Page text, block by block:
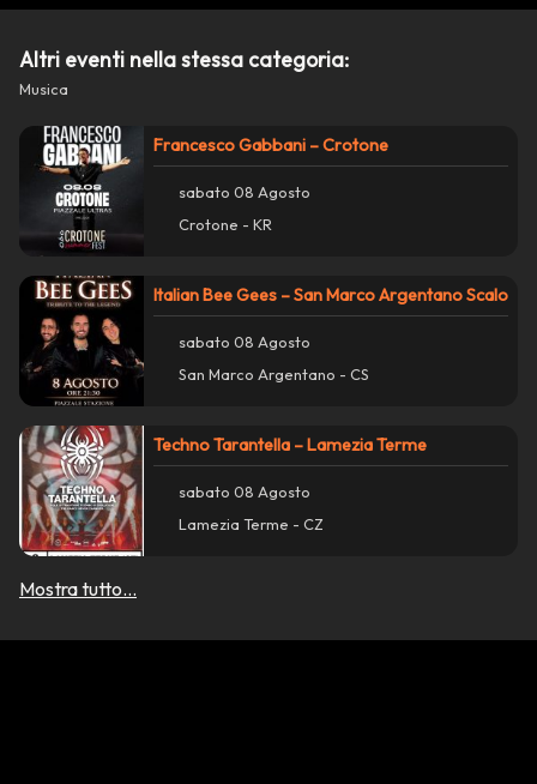
Copia collegamento
report_problem Segnala un problema con questo evento
Altri eventi nella stessa categoria:
Musica
Francesco Gabbani – Crotone
sabato 08 Agosto
Crotone - KR
Italian Bee Gees – San Marco Argentano Scalo
sabato 08 Agosto
San Marco Argentano - CS
Techno Tarantella – Lamezia Terme
sabato 08 Agosto
Lamezia Terme - CZ
Mostra tutto...